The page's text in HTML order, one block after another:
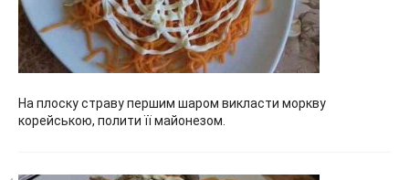
На плоску страву першим шаром викласти моркву
корейською, полити її майонезом.